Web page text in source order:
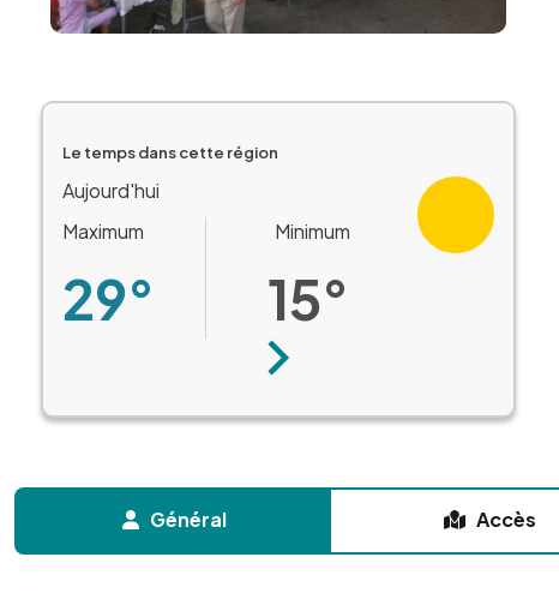
Le temps dans cette région
Aujourd'hui
Maximum
29°
Minimum
15°
Suivant
Général Accès